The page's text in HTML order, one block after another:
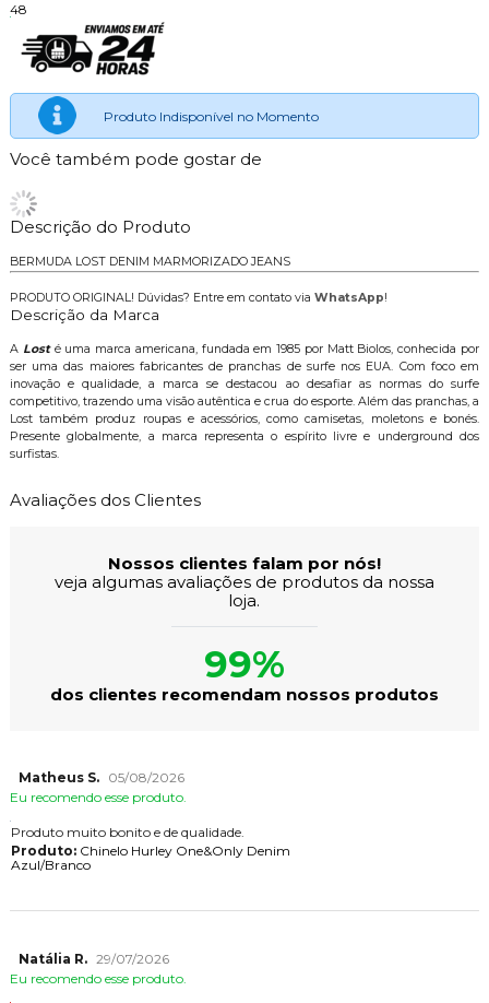
48
Produto Indisponível no Momento
Você também pode gostar de
Descrição do Produto
BERMUDA LOST DENIM MARMORIZADO JEANS
PRODUTO ORIGINAL! Dúvidas? Entre em contato via WhatsApp!
Descrição da Marca
A Losté uma marca americana, fundada em 1985 por Matt Biolos, conhecida por
ser uma das maiores fabricantes de pranchas de surfe nos EUA. Com foco em
inovação e qualidade, a marca se destacou ao desafiar as normas do surfe
competitivo, trazendo uma visão autêntica e crua do esporte. Além das pranchas, a
Lost também produz roupas e acessórios, como camisetas, moletons e bonés.
Presente globalmente, a marca representa o espírito livre e underground dos
surfistas.
Avaliações dos Clientes
Nossos clientes falam por nós!
veja algumas avaliações de produtos da nossa
loja.
99%
dos clientes recomendam nossos produtos
Matheus S.
05/08/2026
Eu recomendo esse produto.
Produto muito bonito e de qualidade.
Produto:Chinelo Hurley One&Only Denim
Azul/Branco
Natália R. 29/07/2026
Eu recomendo esse produto.